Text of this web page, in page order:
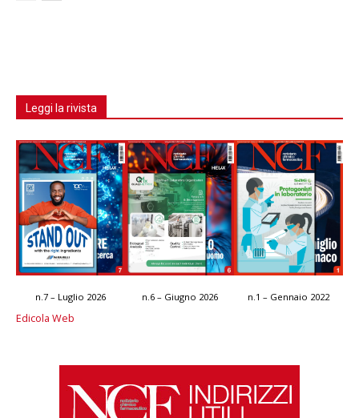
Leggi la rivista
n.7 – Luglio 2026 n.6 – Giugno 2026 n.1 – Gennaio 2022
Edicola Web